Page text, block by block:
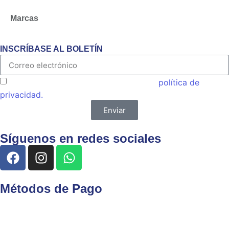
Marcas
INSCRÍBASE AL BOLETÍN
política de
privacidad.
Enviar
Síguenos en redes sociales
Métodos de Pago